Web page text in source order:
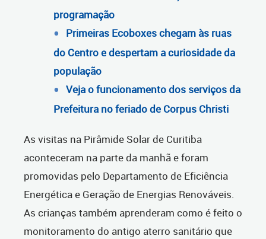
programação
Primeiras Ecoboxes chegam às ruas
do Centro e despertam a curiosidade da
população
Veja o funcionamento dos serviços da
Prefeitura no feriado de Corpus Christi
As visitas na Pirâmide Solar de Curitiba
aconteceram na parte da manhã e foram
promovidas pelo Departamento de Eficiência
Energética e Geração de Energias Renováveis.
As crianças também aprenderam como é feito o
monitoramento do antigo aterro sanitário que